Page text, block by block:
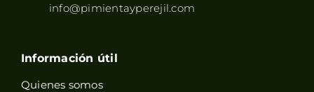
info@pimientayperejil.com
Información útil
Quienes somos